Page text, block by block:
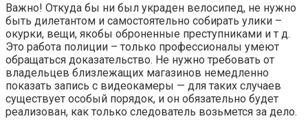
Важно! Откуда бы ни был украден велосипед, не нужно
быть дилетантом и самостоятельно собирать улики –
окурки, вещи, якобы оброненные преступниками и т д.
Это работа полиции – только профессионалы умеют
обращаться доказательство. Не нужно требовать от
владельцев близлежащих магазинов немедленно
показать запись с видеокамеры — для таких случаев
существует особый порядок, и он обязательно будет
реализован, как только следователь возьмется за дело.